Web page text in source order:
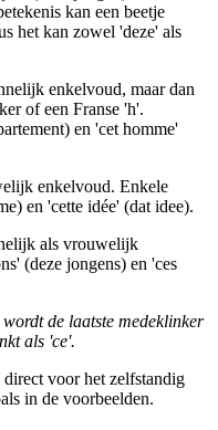
kan een beetje
het kan zowel 'deze' als
enkelvoud, maar dan
of een Franse 'h'.
en 'cet homme'
enkelvoud. Enkele
en 'cette idée' (dat idee).
als vrouwelijk
(deze jongens) en 'ces
de laatste medeklinker
als 'ce'.
voor het zelfstandig
in de voorbeelden.